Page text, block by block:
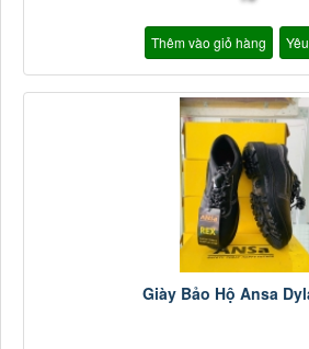
Thêm vào giỏ hàng
Giày Bảo Hộ Ansa